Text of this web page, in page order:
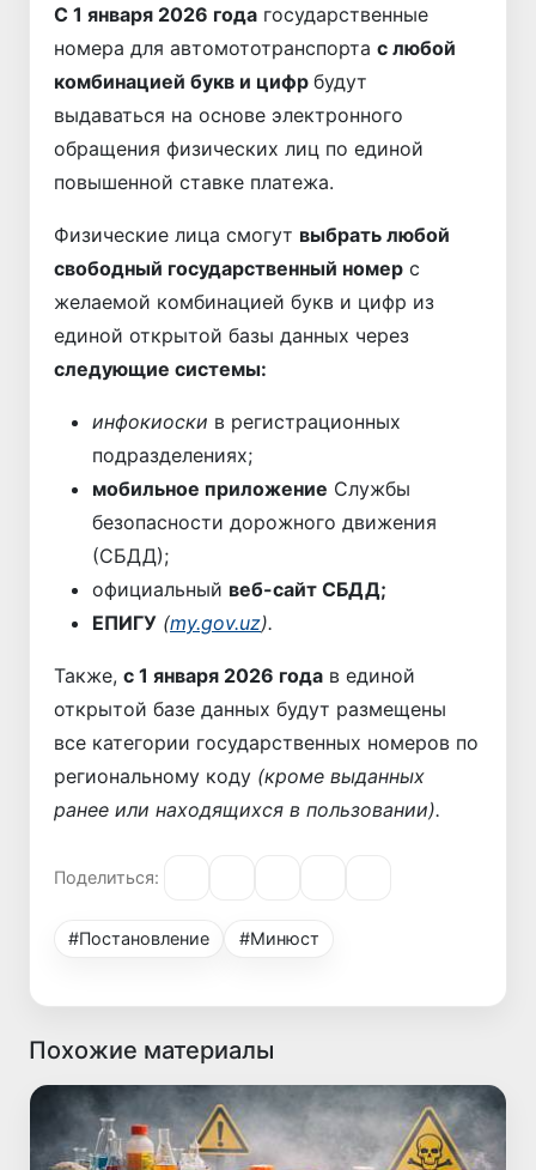
С 1 января 2026 года государственные
номера для автомототранспорта с любой
комбинацией букв и цифр будут
выдаваться на основе электронного
обращения физических лиц по единой
повышенной ставке платежа.
Физические лица смогут выбрать любой
свободный государственный номер с
желаемой комбинацией букв и цифр из
единой открытой базы данных через
следующие системы:
инфокиоски в регистрационных
подразделениях;
мобильное приложение Службы
безопасности дорожного движения
(СБДД);
официальный веб-сайт СБДД;
ЕПИГУ (my.gov.uz).
Также, с 1 января 2026 года в единой
открытой базе данных будут размещены
все категории государственных номеров по
региональному коду (кроме выданных
ранее или находящихся в пользовании).
Поделиться:
#Постановление #Минюст
Похожие материалы